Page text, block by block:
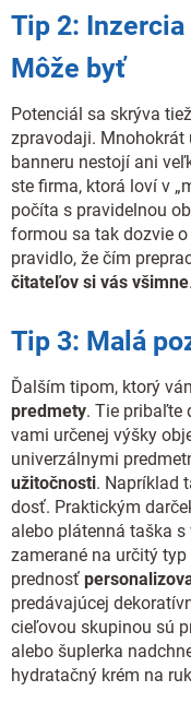
Tip 2:
Môže byť
Potenciál sa skrýva
zpravodaji. Mnohokrát
banneru nestojí ani
ste firma, ktorá loví v
počíta s pravidelnou
formou sa tak dozvie
pravidlo, že čím
čitateľov si vás všimne.
Tip 3: Malá
Ďalším tipom, ktorý
predmety. Tie pribaľte
vami určenej výšky
univerzálnymi
užitočnosti. Napríklad
dosť. Praktickým
alebo plátenná taška
zamerané na určitý
prednosť
predávajúcej
cieľovou skupinou sú
alebo šuplerka
hydratačný krém na